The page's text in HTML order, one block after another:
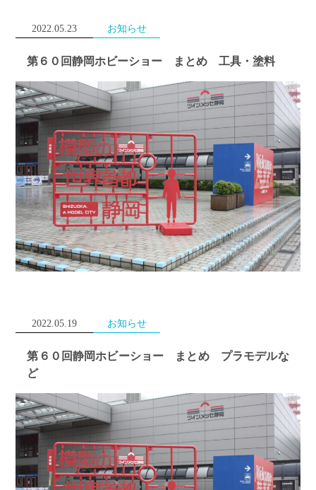
2022.05.23 お知らせ
第６０回静岡ホビーショー まとめ 工具・塗料
2022.05.19 お知らせ
第６０回静岡ホビーショー まとめ プラモデルな
ど